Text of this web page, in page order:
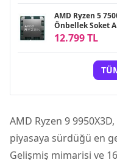
AMD Ryzen 5
Önbellek Soket
12.799 TL
AMD Ryzen 9 9950X3D,
piyasaya sürdüğü en
Gelişmiş mimarisi ve